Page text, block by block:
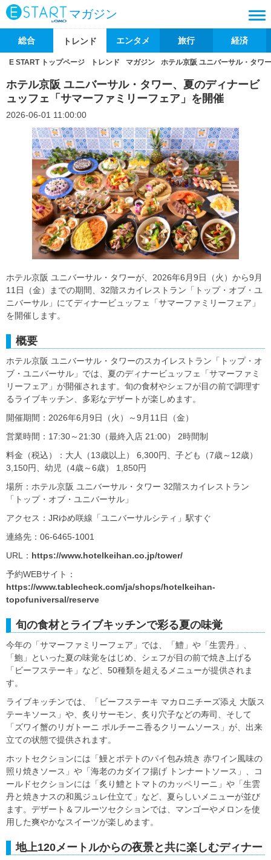
マガジン
総合 トレンド エンタメ 旅行 経済
E START トップページ トレンド マガジン ホテル京阪 ユニバーサル・タワ
ホテル京阪 ユニバーサル・タワー、夏のディナービ
ュッフェ「サマーファミリーフェア」を開催
2026-06-01 11:00:00
ホテル京阪 ユニバーサル・タワーが、2026年6月9日（火）から9月
11日（金）までの期間、32階スカイレストラン「トップ・オブ・ユ
ニバーサル」にてディナービュッフェ「サマーファミリーフェア」
を開催します。
概要
ホテル京阪 ユニバーサル・タワーのスカイレストラン「トップ・オ
ブ・ユニバーサル」では、夏のディナービュッフェ「サマーファミ
リーフェア」が開催されます。旬の食材やシェフが目の前で調理す
るライブキッチン、多彩なデザートが楽しめます。
開催期間：2026年6月9日（火）～9月11日（金）
営業時間：17:30～21:30（最終入店 21:00） 2時間制
料金（税込）：大人（13歳以上） 6,300円、子ども（7歳～12歳）
3,150円、幼児（4歳～6歳） 1,850円
場所：ホテル京阪 ユニバーサル・タワー 32階スカイレストラン
「トップ・オブ・ユニバーサル」
アクセス：JRゆめ咲線「ユニバーサルシティ」駅すぐ
連絡先：06-6465-1001
URL： https://www.hotelkeihan.co.jp/tower/
予約WEBサイト：
https://www.tablecheck.com/ja/shops/hotelkeihan-
topofuniversal/reserve
旬の食材とライブキッチンで彩る夏の味覚
今年の「サマーファミリーフェア」では、「鱧」や「生雲丹」、
「鮑」といった夏の味覚をはじめ、シェフが目の前で焼き上げる
「ビーフステーキ」など、50種類を超えるメニューが提供されま
す。
ライブキッチンでは、「ビーフステーキ マカロニチーズ添え 大阪ス
テーキソース」や、炙りサーモン、炙り穴子などの寿司、そして
「ズワイ蟹のリガトーニ ポルチーニ香るクリームソース」が、出来
立ての状態で提供されます。
ホットセクションには「鰻とポテトのパイ包み焼き 赤ワイン風味の
照り焼きソース」や「海老のカダイフ揚げ トンナートソース」、コ
ールドセクションには「炙り鱧とトマトのカッペリーニ」や「生雲
丹と焼きナスの和風ジュレ仕立て」など、夏らしいメニューが並び
ます。デザート＆フルーツセクションでは、マンゴーやメロンを使
用した爽やかなスイーツが楽しめます。
地上120メートルからの夜景と共に楽しむディナー